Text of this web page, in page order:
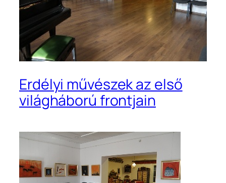
Erdélyi művészek az első
világháború frontjain